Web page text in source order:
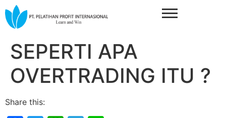
SEPERTI APA
OVERTRADING ITU ?
Share this: